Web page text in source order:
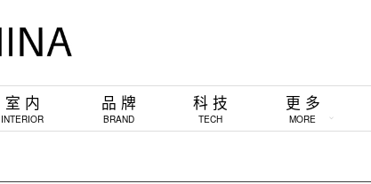
室 内
INTERIOR
品 牌
BRAND
科 技
TECH
更 多
MORE